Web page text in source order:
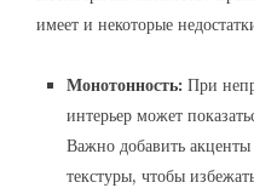
имеет и некоторые
Монотонность: При
интерьер может
Важно добавить
текстуры, чтобы